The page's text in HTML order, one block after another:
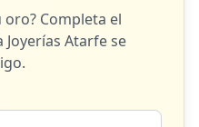
Completa el
Joyerías Atarfese